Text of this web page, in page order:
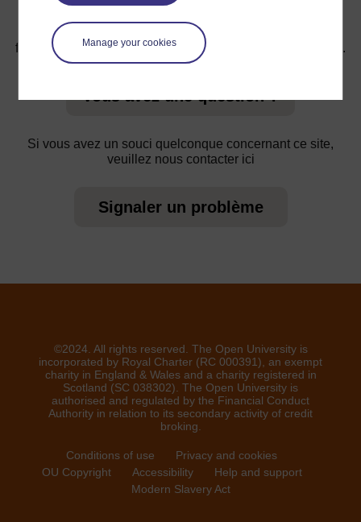
Manage your cookies
Pour de plus amples informations, référez-vous à notre
foire aux questions qui peut vous fournir l'aide nécessaire.
Vous avez une question ?
Si vous avez un souci quelconque concernant ce site,
veuillez nous contacter ici
Signaler un problème
©2024. All rights reserved. The Open University is
incorporated by Royal Charter (RC 000391), an exempt
charity in England & Wales and a charity registered in
Scotland (SC 038302). The Open University is
authorised and regulated by the Financial Conduct
Authority in relation to its secondary activity of credit
broking.
Conditions of use
Privacy and cookies
OU Copyright
Accessibility
Help and support
Modern Slavery Act